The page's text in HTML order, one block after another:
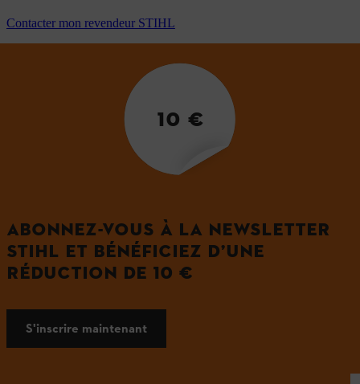
Contacter mon revendeur STIHL
10 €
ABONNEZ-VOUS À LA NEWSLETTER
STIHL ET BÉNÉFICIEZ D’UNE
RÉDUCTION DE 10 €
S'inscrire maintenant